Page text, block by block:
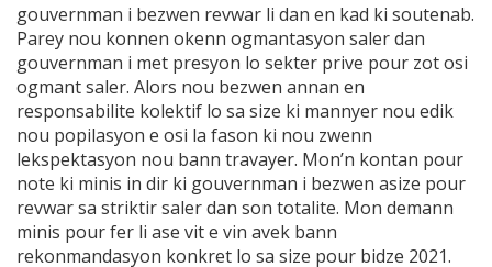
gouvernman i bezwen revwar li dan en kad ki soutenab.
Parey nou konnen okenn ogmantasyon saler dan
gouvernman i met presyon lo sekter prive pour zot osi
ogmant saler. Alors nou bezwen annan en
responsabilite kolektif lo sa size ki mannyer nou edik
nou popilasyon e osi la fason ki nou zwenn
lekspektasyon nou bann travayer. Mon’n kontan pour
note ki minis in dir ki gouvernman i bezwen asize pour
revwar sa striktir saler dan son totalite. Mon demann
minis pour fer li ase vit e vin avek bann
rekonmandasyon konkret lo sa size pour bidze 2021.